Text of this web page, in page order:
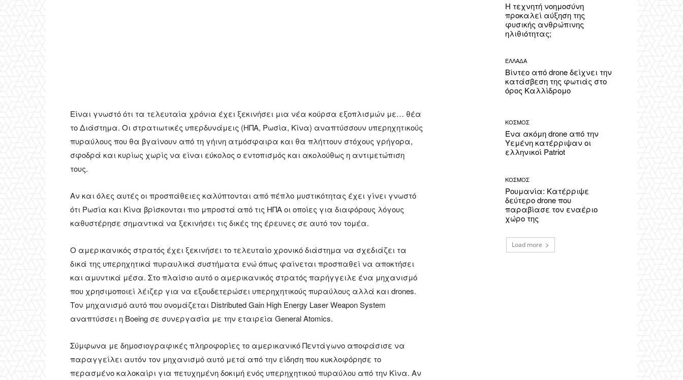
Είναι γνωστό ότι τα τελευταία χρόνια έχει ξεκινήσει μια νέα κούρσα εξοπλισμών με… θέα
το Διάστημα. Οι στρατιωτικές υπερδυνάμεις (ΗΠΑ, Ρωσία, Κίνα) αναπτύσσουν υπερηχητικούς
πυραύλους που θα βγαίνουν από τη γήινη ατμόσφαιρα και θα πλήττουν στόχους γρήγορα,
σφοδρά και κυρίως χωρίς να είναι εύκολος ο εντοπισμός και ακολούθως η αντιμετώπιση
τους.
Αν και όλες αυτές οι προσπάθειες καλύπτονται από πέπλο μυστικότητας έχει γίνει γνωστό
ότι Ρωσία και Κίνα βρίσκονται πιο μπροστά από τις ΗΠΑ οι οποίες για διαφόρους λόγους
καθυστέρησε σημαντικά να ξεκινήσει τις δικές της έρευνες σε αυτό τον τομέα.
Ο αμερικανικός στρατός έχει ξεκινήσει το τελευταίο χρονικό διάστημα να σχεδιάζει τα
δικά της υπερηχητικά πυραυλικά συστήματα ενώ όπως φαίνεται προσπαθεί να αποκτήσει
και αμυντικά μέσα. Στο πλαίσιο αυτό ο αμερικανικός στρατός παρήγγειλε ένα μηχανισμό
που χρησιμοποιεί λέιζερ για να εξουδετερώσει υπερηχητικούς πυραύλους αλλά και drones.
Τον μηχανισμό αυτό που ονομάζεται Distributed Gain High Energy Laser Weapon System
αναπτύσσει η Boeing σε συνεργασία με την εταιρεία General Atomics.
Σύμφωνα με δημοσιογραφικές πληροφορίες το αμερικανικό Πεντάγωνο αποφάσισε να
παραγγείλει αυτόν τον μηχανισμό αυτό μετά από την είδηση που κυκλοφόρησε το
περασμένο καλοκαίρι για πετυχημένη δοκιμή ενός υπερηχητικού πυραύλου από την Κίνα. Αν
Η τεχνητή νοημοσύνη
προκαλεί αύξηση της
φυσικής ανθρώπινης
ηλιθιότητας;
ΕΛΛΑΔΑ
Βίντεο από drone δείχνει την
κατάσβεση της φωτιάς στο
όρος Καλλίδρομο
ΚΟΣΜΟΣ
Ένα ακόμη drone από την
Υεμένη κατέρριψαν οι
ελληνικοί Patriot
ΚΟΣΜΟΣ
Ρουμανία: Κατέρριψε
δεύτερο drone που
παραβίασε τον εναέριο
χώρο της
Load more